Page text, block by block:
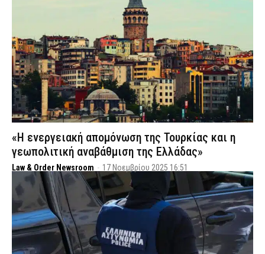
«Η ενεργειακή απομόνωση της Τουρκίας και η
γεωπολιτική αναβάθμιση της Ελλάδας»
Law & Order Newsroom - 17 Νοεμβρίου 2025 16:51